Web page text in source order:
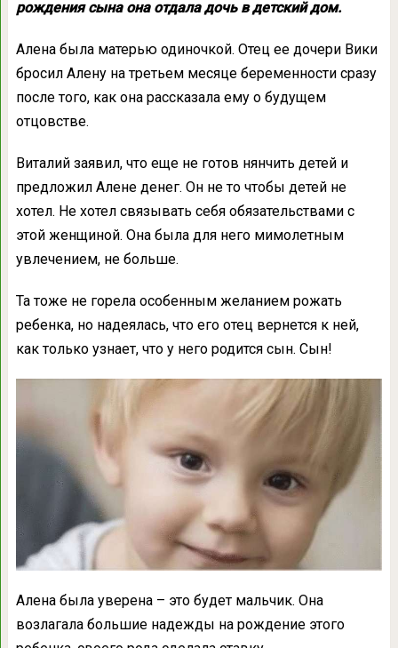
рождения сына она отдала дочь в детский дом.
Алена была матерью одиночкой. Отец ее дочери Вики
бросил Алену на третьем месяце беременности сразу
после того, как она рассказала ему о будущем
отцовстве.
Виталий заявил, что еще не готов нянчить детей и
предложил Алене денег. Он не то чтобы детей не
хотел. Не хотел связывать себя обязательствами с
этой женщиной. Она была для него мимолетным
увлечением, не больше.
Та тоже не горела особенным желанием рожать
ребенка, но надеялась, что его отец вернется к ней,
как только узнает, что у него родится сын. Сын!
Алена была уверена – это будет мальчик. Она
возлагала большие надежды на рождение этого